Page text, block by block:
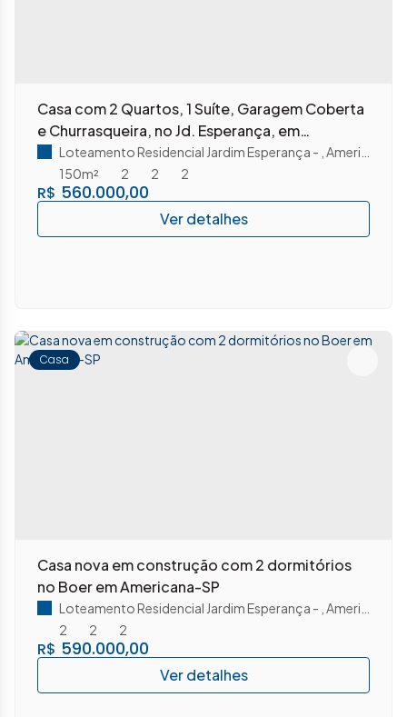
Casa com 2 Quartos, 1 Suíte, Garagem Coberta
e Churrasqueira, no Jd. Esperança, em
Americana Sp
R$ 560.000,00
Loteamento Residencial Jardim Esperança Americana
2
2
150m² 2
Casa
Casa nova em construção com 2 dormitórios
no Boer em Americana-SP
R$ 590.000,00
Loteamento Residencial Jardim Esperança Americana
2
2 2